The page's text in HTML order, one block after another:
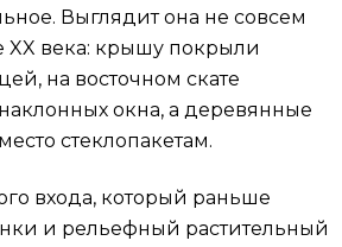
Выглядит она не совсем
XX века: крышу покрыли
на восточном скате
окна, а деревянные
стеклопакетам.
входа, который раньше
и рельефный растительный